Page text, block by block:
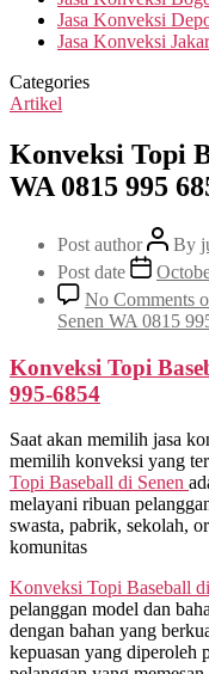
Jasa Konveksi
Jasa Konveksi
Categories
Artikel
Konveksi Topi
WA 0815 995
Post author By
Post date
No Comments
Senen WA 0815
Konveksi Topi
995-6854
Saat akan memilih jasa
memilih konveksi yang
Topi Baseball di Senen
melayani ribuan
swasta, pabrik, sekolah,
komunitas
Konveksi Topi Baseball di
pelanggan model dan
dengan bahan yang
kepuasan yang diperoleh